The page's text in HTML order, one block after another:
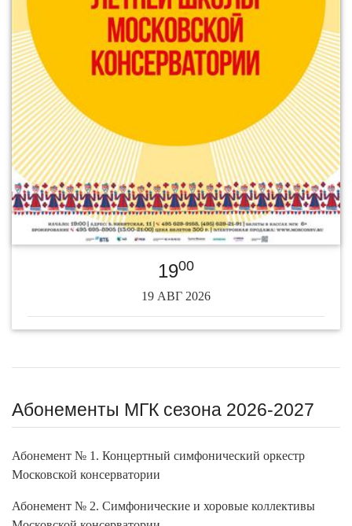
1900
19 АВГ 2026
Абонементы МГК сезона 2026-2027
Абонемент № 1. Концертный симфонический оркестр
Московской консерватории
Абонемент № 2. Симфонические и хоровые коллективы